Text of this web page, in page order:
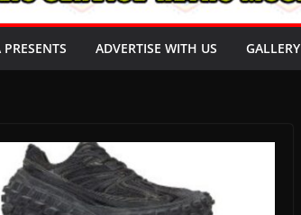
ADVERTISE WITH US GALLERY